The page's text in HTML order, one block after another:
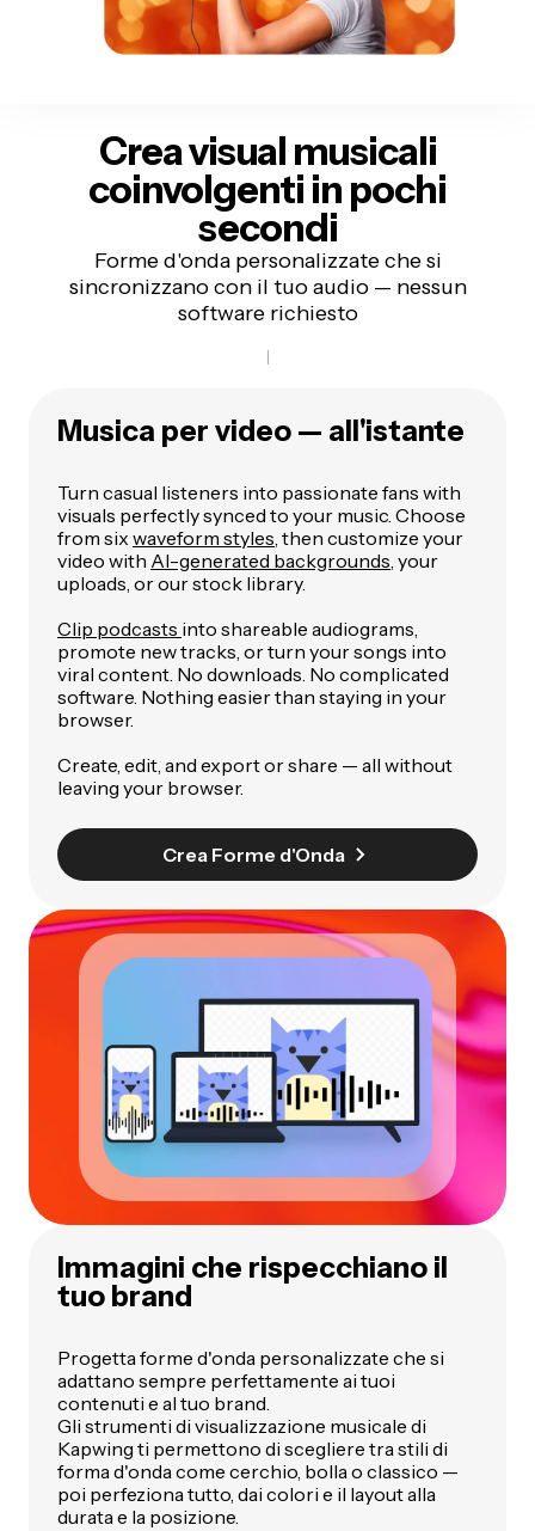
Crea visual musicali
coinvolgenti in pochi
secondi
Forme d'onda personalizzate che si
sincronizzano con il tuo audio — nessun
software richiesto
Musica per video — all'istante
Turn casual listeners into passionate fans with
visuals perfectly synced to your music. Choose
from six waveform styles , then customize your
video with AI-generated backgrounds , your
uploads, or our stock library.
Clip podcasts into shareable audiograms,
promote new tracks, or turn your songs into
viral content. No downloads. No complicated
software. Nothing easier than staying in your
browser.
Create, edit, and export or share — all without
leaving your browser.
Crea Forme d'Onda
Immagini che rispecchiano il
tuo brand
Progetta forme d'onda personalizzate che si
adattano sempre perfettamente ai tuoi
contenuti e al tuo brand.
Gli strumenti di visualizzazione musicale di
Kapwing ti permettono di scegliere tra stili di
forma d'onda come cerchio, bolla o classico —
poi perfeziona tutto, dai colori e il layout alla
durata e la posizione.